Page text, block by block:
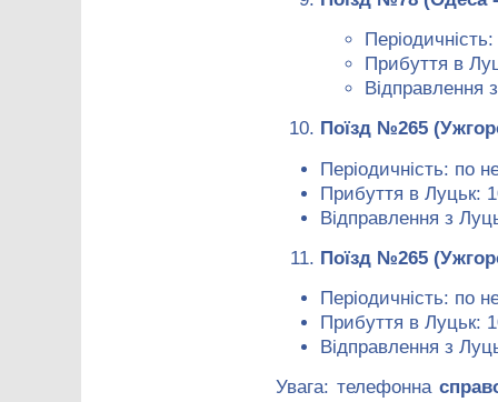
Прибуття в
Відправлення
Поїзд №265
Періодичність: по
Прибуття в Луцьк:
Відправлення з
Поїзд №265
Періодичність: по
Прибуття в Луцьк:
Відправлення з
Увага: телефонна